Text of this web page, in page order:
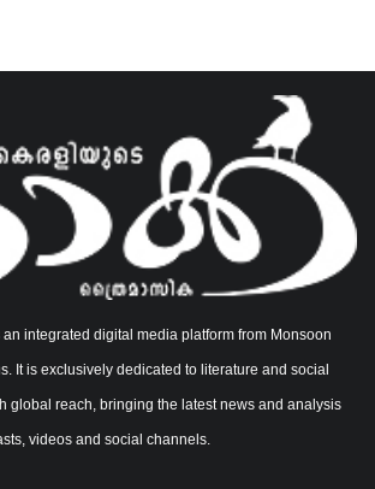
integrated digital media platform from Monsoon
It is exclusively dedicated to literature and social
global reach, bringing the latest news and analysis
videos and social channels.